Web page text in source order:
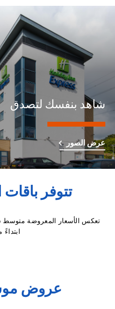
شاهد بنفسك لتصدق
عرض الصور
تتوفر باقات
تعكس الأسعار المعروضة متوسط
ابتداءً
عروض